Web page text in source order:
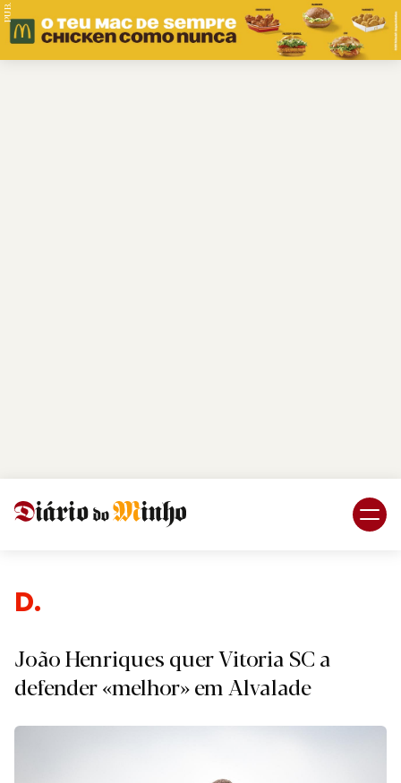
PUB.
Despo
João Henriques quer Vitoria SC a
defender «melhor» em Alvalade